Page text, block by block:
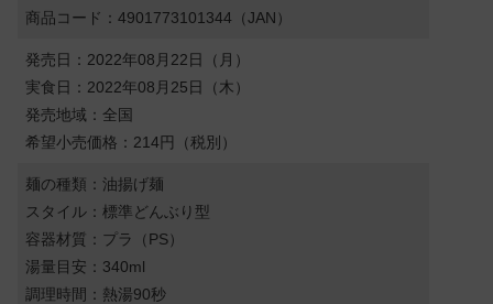
商品コード：4901773101344（JAN）
発売日：2022年08月22日（月）
実食日：2022年08月25日（木）
発売地域：全国
希望小売価格：214円（税別）
麺の種類：油揚げ麺
スタイル：標準どんぶり型
容器材質：プラ（PS）
湯量目安：340ml
調理時間：熱湯90秒